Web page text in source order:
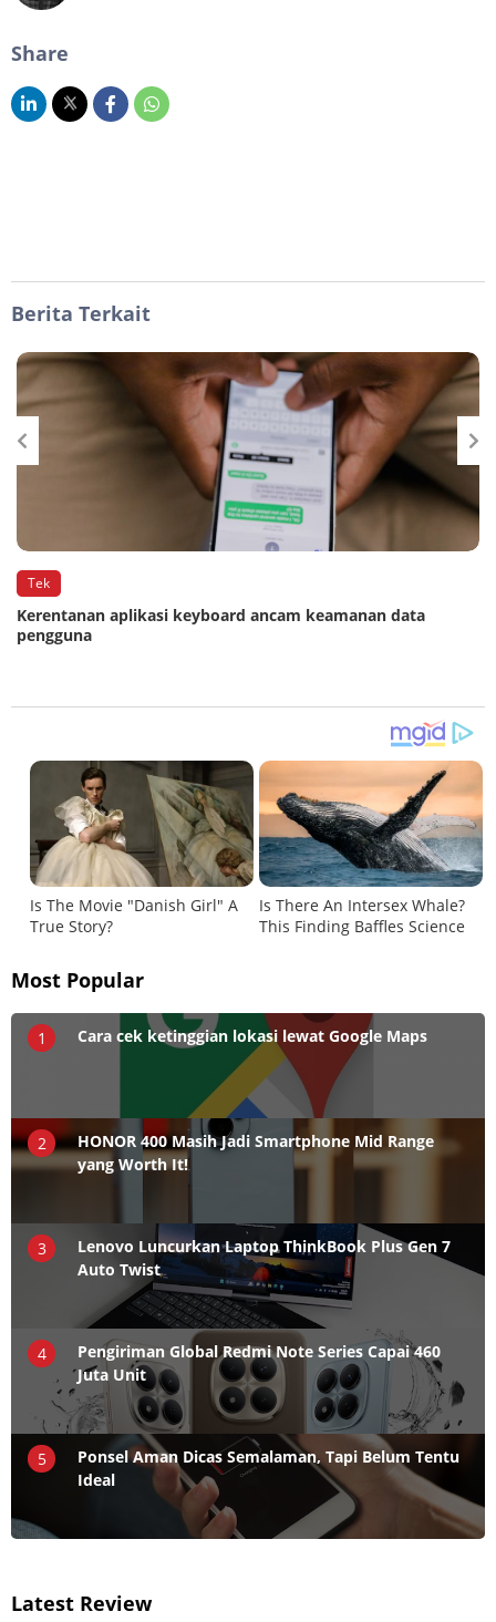
Share
Berita Terkait
Tek
Kerentanan aplikasi keyboard ancam keamanan data
pengguna
Most Popular
1 Cara cek ketinggian lokasi lewat Google Maps
2
HONOR 400 Masih Jadi Smartphone Mid Range
yang Worth It!
3
Lenovo Luncurkan Laptop ThinkBook Plus Gen 7
Auto Twist
4
Pengiriman Global Redmi Note Series Capai 460
Juta Unit
5
Ponsel Aman Dicas Semalaman, Tapi Belum Tentu
Ideal
Latest Review